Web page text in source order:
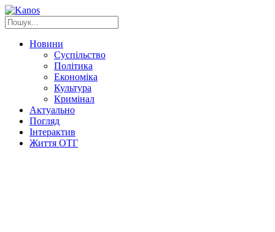
Новини
Суспільство
Політика
Економіка
Культура
Кримінал
Актуально
Погляд
Інтерактив
Життя ОТГ